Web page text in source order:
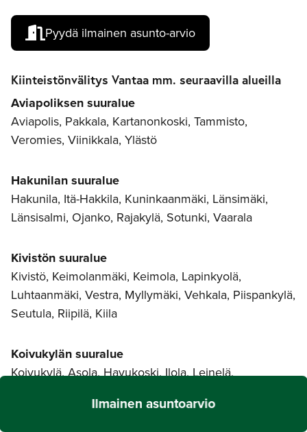
Pyydä ilmainen asunto-arvio
Kiinteistönvälitys Vantaa mm. seuraavilla alueilla
Aviapoliksen suuralue
Aviapolis, Pakkala, Kartanonkoski, Tammisto,
Veromies, Viinikkala, Ylästö
Hakunilan suuralue
Hakunila, Itä-Hakkila, Kuninkaanmäki, Länsimäki,
Länsisalmi, Ojanko, Rajakylä, Sotunki, Vaarala
Kivistön suuralue
Kivistö, Keimolanmäki, Keimola, Lapinkyolä,
Luhtaanmäki, Vestra, Myllymäki, Vehkala, Piispankylä,
Seutula, Riipilä, Kiila
Koivukylän suuralue
Koivukylä, Asola, Havukoski, Ilola, Leinelä,
Ilmainen asuntoarvio